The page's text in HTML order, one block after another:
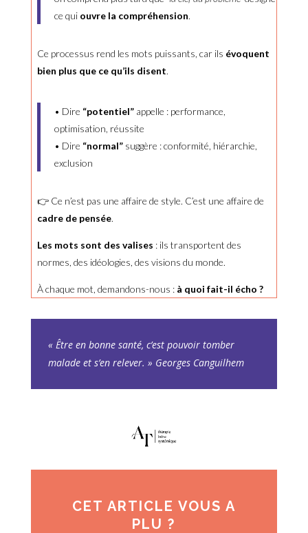
ce qui ouvre la compréhension.
Ce processus rend les mots puissants, car ils évoquent
bien plus que ce qu’ils disent.
• Dire “potentiel”appelle : performance,
optimisation, réussite
• Dire “normal”suggère : conformité, hiérarchie,
exclusion
👉 Ce n’est pas une affaire de style. C’est une affaire de
cadre de pensée.
Les mots sont des valises : ils transportent des
normes, des idéologies, des visions du monde.
À chaque mot, demandons-nous : à quoi fait-il écho ?
« Être en bonne santé, c’est pouvoir tomber
malade et s’en relever. » Georges Canguilhem
CET ARTICLE VOUS A
PLU ?